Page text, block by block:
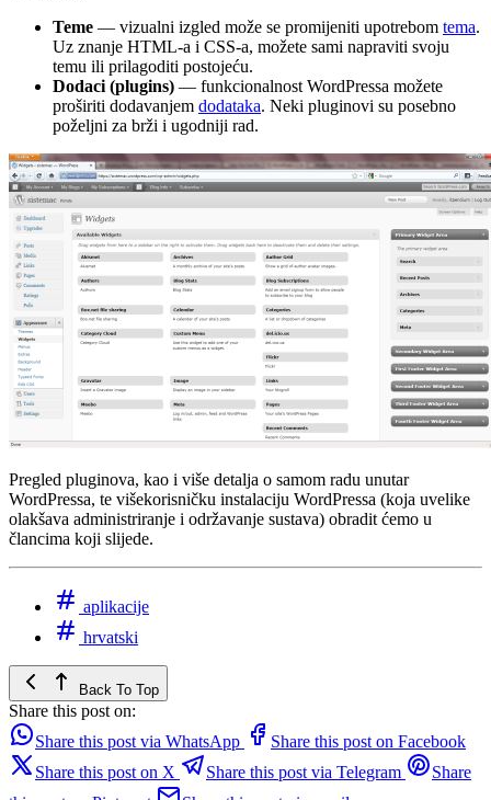
Teme — vizualni izgled može se promijeniti upotrebom tema.
Uz znanje HTML-a i CSS-a, možete sami napraviti svoju
temu ili prilagoditi postojeću.
Dodaci (plugins) — funkcionalnost WordPressa možete
proširiti dodavanjem dodataka. Neki pluginovi su posebno
poželjni za brži i ugodniji rad.
Pregled pluginova, kao i više detalja o samom radu unutar
WordPressa, te višekorisničku instalaciju WordPressa (koja uvelike
olakšava administriranje i održavanje sustava) obradit ćemo u
člancima koji slijede.
aplikacije
hrvatski
Back To Top
Share this post on:
Share this post via WhatsApp
Share this post on Facebook
Share this post on X
Share this post via Telegram
Share